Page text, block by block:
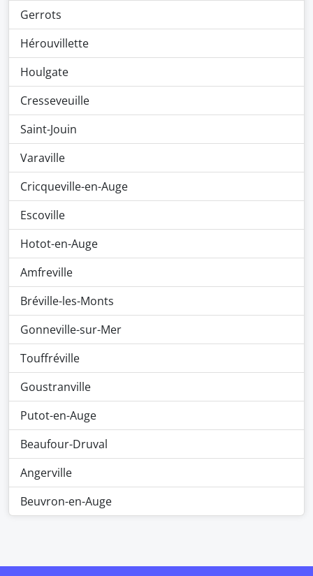
Gerrots
Hérouvillette
Houlgate
Cresseveuille
Saint-Jouin
Varaville
Cricqueville-en-Auge
Escoville
Hotot-en-Auge
Amfreville
Bréville-les-Monts
Gonneville-sur-Mer
Touffréville
Goustranville
Putot-en-Auge
Beaufour-Druval
Angerville
Beuvron-en-Auge